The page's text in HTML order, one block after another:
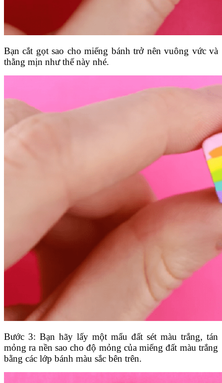
Bạn cắt gọt sao cho miếng bánh trở nên vuông vức và
thằng mịn như thế này nhé.
Bước 3: Bạn hãy lấy một mẩu đất sét màu trắng, tán
mỏng ra nền sao cho độ mỏng của miếng đất màu trắng
bằng các lớp bánh màu sắc bên trên.